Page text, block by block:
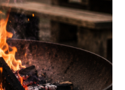
Instagram
Flick TikTok